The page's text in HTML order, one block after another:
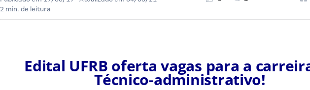
2 min. de leitura
Edital UFRB oferta vagas para a
Técnico-administrativo!